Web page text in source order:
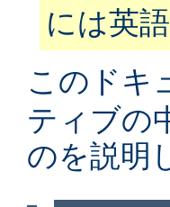
には英
このドキ
ティブの
のを説明